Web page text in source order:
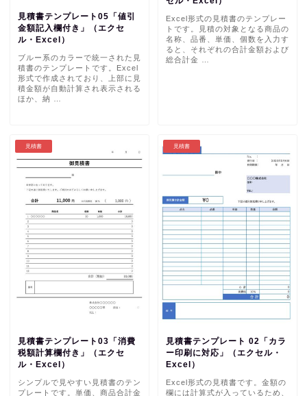
見積書テンプレート05「値引
金額記入欄付き」（エクセ
ル・Excel）
ブルー系のカラーで統一された見
積書のテンプレートです。Excel
形式で作成されており、上部に見
積金額が自動計算され表示される
ほか、納 …
Excel形式の見積書のテンプレー
トです。見積の対象となる商品の
名称、品番、単価、個数を入力す
ると、それぞれの合計金額および
総合計金 …
見積書
見積書テンプレート03「消費
税額計算欄付き」（エクセ
ル・Excel）
シンプルで見やすい見積書のテン
プレートです。単価、商品合計金
見積書
見積書テンプレート 02「カラ
ー印刷に対応」（エクセル・
Excel）
Excel形式の見積書です。金額の
欄には計算式が入っているため、